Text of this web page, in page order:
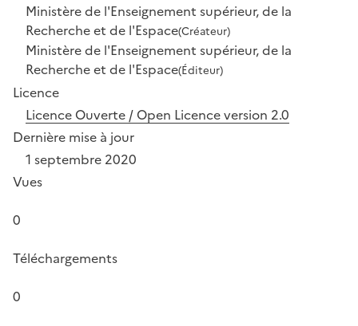
Ministère de l'Enseignement supérieur, de la
Recherche et de l'Espace(Créateur)
Ministère de l'Enseignement supérieur, de la
Recherche et de l'Espace(Éditeur)
Licence
Licence Ouverte / Open Licence version 2.0
Dernière mise à jour
1 septembre 2020
Vues
0
Téléchargements
0